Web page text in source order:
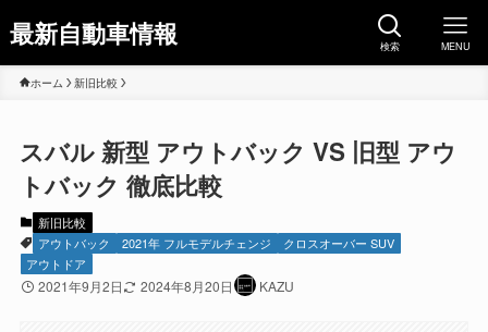
最新自動車情報 検索 MENU
ホーム 新旧比較
スバル 新型 アウトバック VS 旧型 アウ
トバック 徹底比較
新旧比較
アウトバック
2021年 フルモデルチェンジ
クロスオーバー SUV
アウトドア
2021年9月2日 2024年8月20日 KAZU